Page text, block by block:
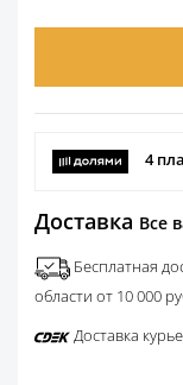
4
Доставка Все
Бесплатная
области от 10 000
Доставка